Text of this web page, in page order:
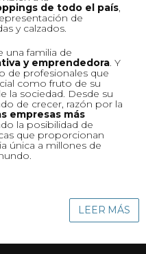
de todo el país,
de
y calzados.
una familia de
y emprendedora. Y
de profesionales que
como fruto de su
la sociedad. Desde su
de crecer, razón por la
empresas más
la posibilidad de
que proporcionan
única a millones de
LEER MÁS